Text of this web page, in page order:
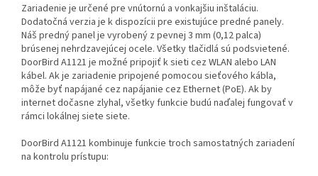
Zariadenie je určené pre vnútornú a vonkajšiu inštaláciu.
Dodatočná verzia je k dispozícii pre existujúce predné panely.
Náš predný panel je vyrobený z pevnej 3 mm (0,12 palca)
brúsenej nehrdzavejúcej ocele. Všetky tlačidlá sú podsvietené.
DoorBird A1121 je možné pripojiť k sieti cez WLAN alebo LAN
kábel. Ak je zariadenie pripojené pomocou sieťového kábla,
môže byť napájané cez napájanie cez Ethernet (PoE). Ak by
internet dočasne zlyhal, všetky funkcie budú naďalej fungovať v
rámci lokálnej siete siete.
DoorBird A1121 kombinuje funkcie troch samostatných zariadení
na kontrolu prístupu: